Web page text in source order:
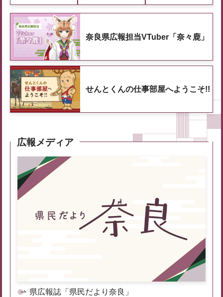
奈良県広報担当VTuber「奈々鹿」
せんとくんの仕事部屋へようこそ!!
広報メディア
県広報誌「県民だより奈良」